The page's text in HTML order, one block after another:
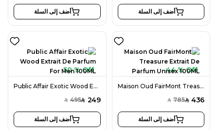
أضف إلى السلة أضف إلى السلة
44 % Off
Maison Oud FairMont Treasure Extrait De Parfum Unisex 100ML
SAR 436
SAR 785
أضف إلى السلة
50 % Off
Public Affair Exotic Wood Extrait De Parfum For Men 100ML
SAR 249
SAR 495
أضف إلى السلة